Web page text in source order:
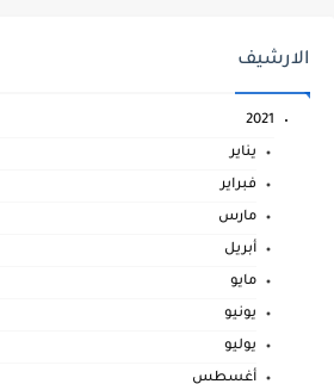
الارشيف
2021
يناير
فبراير
مارس
أبريل
مايو
يونيو
يوليو
أغسطس